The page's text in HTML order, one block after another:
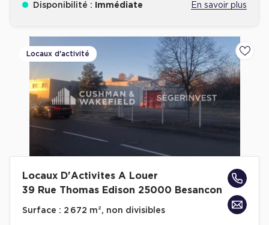
Disponibilité : Immédiate En savoir plus
Locaux d'activité
Locaux D'Activites A Louer
39 Rue Thomas Edison 25000 Besancon
Surface : 2 672 m², non divisibles